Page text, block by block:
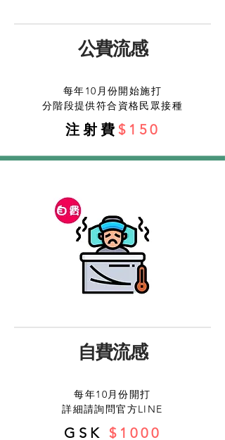
公費流感
每年10月份開始施打
分階段提供符合資格民眾接種
注射費 $150
自費流感
每年10月份開打
詳細請詢問官方LINE
GSK $1000